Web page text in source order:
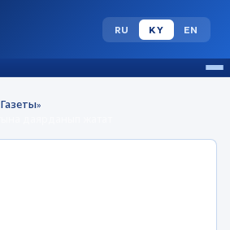
RU KY EN
Газеты»